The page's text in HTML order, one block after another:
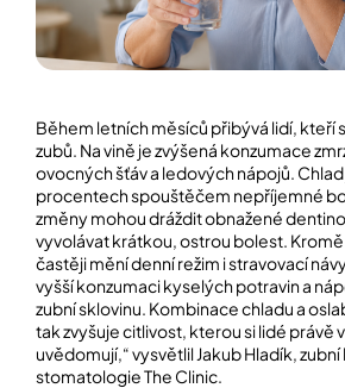
VAŠE
SLOVA,
NAŠE
ZÁBAVA,
KTERÁ
POSÍLÍ
PAMĚŤ
KONCENTRACI
BAZAR
REPASOVANÉ
POMŮCKY
Během letních měsíců přibývá lidí, kteří
zubů. Na vině je zvýšená konzumace
ovocných šťáv a ledových nápojů. Chlad
procentech spouštěčem nepříjemné
změny mohou dráždit obnažené
vyvolávat krátkou, ostrou bolest.
častěji mění denní režim i stravovací
vyšší konzumaci kyselých potravin a
zubní sklovinu. Kombinace chladu a
tak zvyšuje citlivost, kterou si lidé právě
uvědomují,“ vysvětlil Jakub Hladík,
stomatologieThe Clinic.
HLEDAT
o
p
o
u
č
u
e
m
e